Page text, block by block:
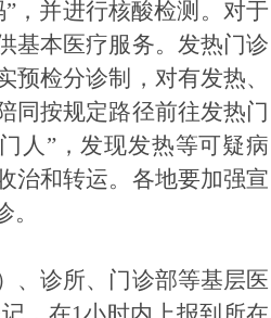
并进行核酸检测。对于
基本医疗服务。发热门诊
检分诊制，对有发热、
同按规定路径前往发热门
人”，发现发热等可疑病
治和转运。各地要加强宣
诊所、门诊部等基层医